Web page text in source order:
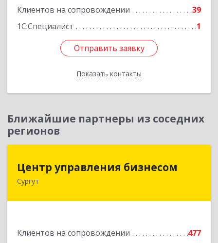
Клиентов на сопровождении
39
1С:Специалист
1
Отправить заявку
Показать контакты
Отправить заявку
Назад
Ближайшие партнеры из соседних
регионов
Центр управления бизнесом
Сургут
Клиентов на сопровождении
477
Центр управления бизнесом
628403, Ханты-Мансийский Автономный округ